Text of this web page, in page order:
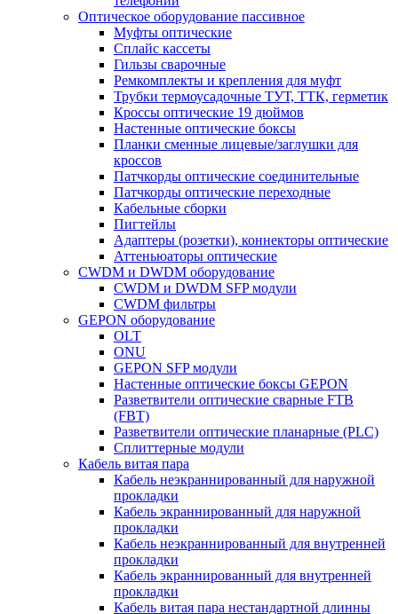
Оптическое оборудование пассивное
Муфты оптические
Сплайс кассеты
Гильзы сварочные
Ремкомплекты и крепления для муфт
Трубки термоусадочные ТУТ, ТТК, герметик
Кроссы оптические 19 дюймов
Настенные оптические боксы
Планки сменные лицевые/заглушки для
кроссов
Патчкорды оптические соединительные
Патчкорды оптические переходные
Кабельные сборки
Пигтейлы
Адаптеры (розетки), коннекторы оптические
Аттеньюаторы оптические
CWDM и DWDM оборудование
CWDM и DWDM SFP модули
CWDM фильтры
GEPON оборудование
OLT
ONU
GEPON SFP модули
Настенные оптические боксы GEPON
Разветвители оптические сварные FTB
(FBT)
Разветвители оптические планарные (PLC)
Сплиттерные модули
Кабель витая пара
Кабель неэкраннированный для наружной
прокладки
Кабель экраннированный для наружной
прокладки
Кабель неэкраннированный для внутренней
прокладки
Кабель экраннированный для внутренней
прокладки
Кабель витая пара нестандартной длинны